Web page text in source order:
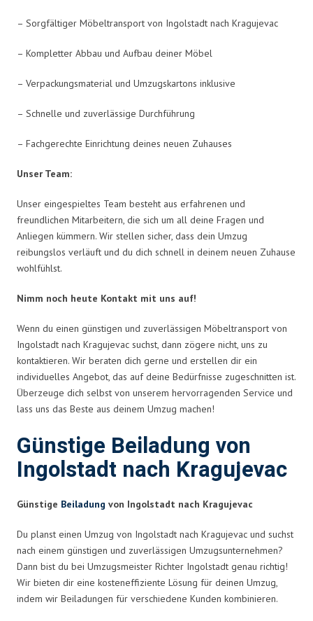
– Sorgfältiger Möbeltransport von Ingolstadt nach Kragujevac
– Kompletter Abbau und Aufbau deiner Möbel
– Verpackungsmaterial und Umzugskartons inklusive
– Schnelle und zuverlässige Durchführung
– Fachgerechte Einrichtung deines neuen Zuhauses
Unser Team:
Unser eingespieltes Team besteht aus erfahrenen und
freundlichen Mitarbeitern, die sich um all deine Fragen und
Anliegen kümmern. Wir stellen sicher, dass dein Umzug
reibungslos verläuft und du dich schnell in deinem neuen Zuhause
wohlfühlst.
Nimm noch heute Kontakt mit uns auf!
Wenn du einen günstigen und zuverlässigen Möbeltransport von
Ingolstadt nach Kragujevac suchst, dann zögere nicht, uns zu
kontaktieren. Wir beraten dich gerne und erstellen dir ein
individuelles Angebot, das auf deine Bedürfnisse zugeschnitten ist.
Überzeuge dich selbst von unserem hervorragenden Service und
lass uns das Beste aus deinem Umzug machen!
Günstige Beiladung von
Ingolstadt nach Kragujevac
Günstige Beiladung von Ingolstadt nach Kragujevac
Du planst einen Umzug von Ingolstadt nach Kragujevac und suchst
nach einem günstigen und zuverlässigen Umzugsunternehmen?
Dann bist du bei Umzugsmeister Richter Ingolstadt genau richtig!
Wir bieten dir eine kosteneffiziente Lösung für deinen Umzug,
indem wir Beiladungen für verschiedene Kunden kombinieren.